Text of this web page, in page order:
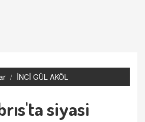
İNCİ GÜL AKÖL
siyasi